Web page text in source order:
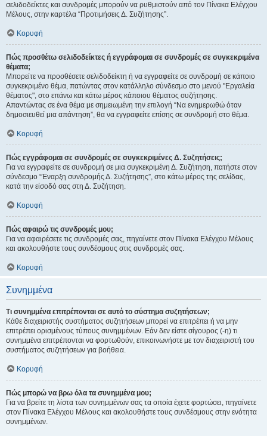
σελιδοδείκτες και συνδρομές μπορούν να ρυθμιστούν από τον Πίνακα Ελέγχου
Μέλους, στην καρτέλα “Προτιμήσεις Δ. Συζήτησης”.
Κορυφή
Πώς προσθέτω σελιδοδείκτες ή εγγράφομαι σε συνδρομές σε συγκεκριμένα
θέματα;
Μπορείτε να προσθέσετε σελιδοδείκτη ή να εγγραφείτε σε συνδρομή σε κάποιο
συγκεκριμένο θέμα, πατώντας στον κατάλληλο σύνδεσμο στο μενού "Εργαλεία
θέματος", στο επάνω και κάτω μέρος κάποιου θέματος συζήτησης.
Απαντώντας σε ένα θέμα με σημειωμένη την επιλογή “Να ενημερωθώ όταν
δημοσιευθεί μια απάντηση”, θα να εγγραφείτε επίσης σε συνδρομή στο θέμα.
Κορυφή
Πώς εγγράφομαι σε συνδρομές σε συγκεκριμένες Δ. Συζητήσεις;
Για να εγγραφείτε σε συνδρομή σε μια συγκεκριμένη Δ. Συζήτηση, πατήστε στον
σύνδεσμο “Έναρξη συνδρομής Δ. Συζήτησης”, στο κάτω μέρος της σελίδας,
κατά την είσοδό σας στη Δ. Συζήτηση.
Κορυφή
Πώς αφαιρώ τις συνδρομές μου;
Για να αφαιρέσετε τις συνδρομές σας, πηγαίνετε στον Πίνακα Ελέγχου Μέλους
και ακολουθήστε τους συνδέσμους στις συνδρομές σας.
Κορυφή
Συνημμένα
Τι συνημμένα επιτρέπονται σε αυτό το σύστημα συζητήσεων;
Κάθε διαχειριστής συστήματος συζητήσεων μπορεί να επιτρέπει ή να μην
επιτρέπει ορισμένους τύπους συνημμένων. Εάν δεν είστε σίγουρος (-η) τι
συνημμένα επιτρέπονται να φορτωθούν, επικοινωνήστε με τον διαχειριστή του
συστήματος συζητήσεων για βοήθεια.
Κορυφή
Πώς μπορώ να βρω όλα τα συνημμένα μου;
Για να βρείτε τη λίστα των συνημμένων σας τα οποία έχετε φορτώσει, πηγαίνετε
στον Πίνακα Ελέγχου Μέλους και ακολουθήστε τους συνδέσμους στην ενότητα
συνημμένων.